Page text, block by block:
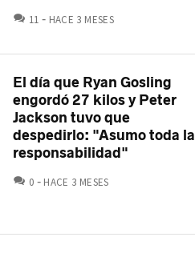
11 COMENTARIOS
HACE 3 MESES
El día que Ryan Gosling
engordó 27 kilos y Peter
Jackson tuvo que
despedirlo: "Asumo toda la
responsabilidad"
0 COMENTARIOS
HACE 3 MESES